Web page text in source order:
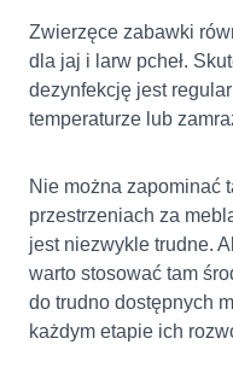
Zwierzęce zabawki
dla jaj i larw pcheł.
dezynfekcję jest
temperaturze lub
Nie można zapominać
przestrzeniach za
jest niezwykle trudne.
warto stosować tam
do trudno dostępnych
każdym etapie ich